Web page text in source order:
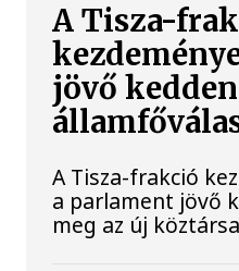
A Tisza-
jövő
A Tisza-frakció
a parlament jövő
meg az új